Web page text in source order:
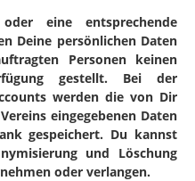
eine entsprechende
Deine persönlichen Daten
Personen keinen
gestellt. Bei der
werden die von Dir
eingegebenen Daten
gespeichert. Du kannst
und Löschung
oder verlangen.